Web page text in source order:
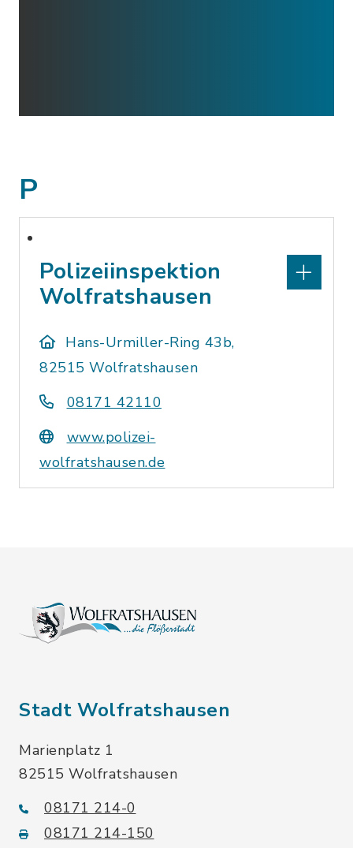
P
Polizeiinspektion
Wolfratshausen
Hans-Urmiller-Ring 43b,
82515 Wolfratshausen
08171 42110
www.polizei-
wolfratshausen.de
Stadt Wolfratshausen
Marienplatz 1
82515 Wolfratshausen
08171 214-0
08171 214-150